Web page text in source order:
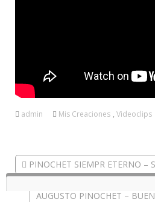
admin Mis Creaciones , Videoclips
PINOCHET SIEMPR ETERNO –
AUGUSTO PINOCHET –